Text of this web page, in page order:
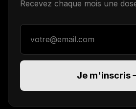
Recevez chaque mois une
Adresse email
Je m'inscris